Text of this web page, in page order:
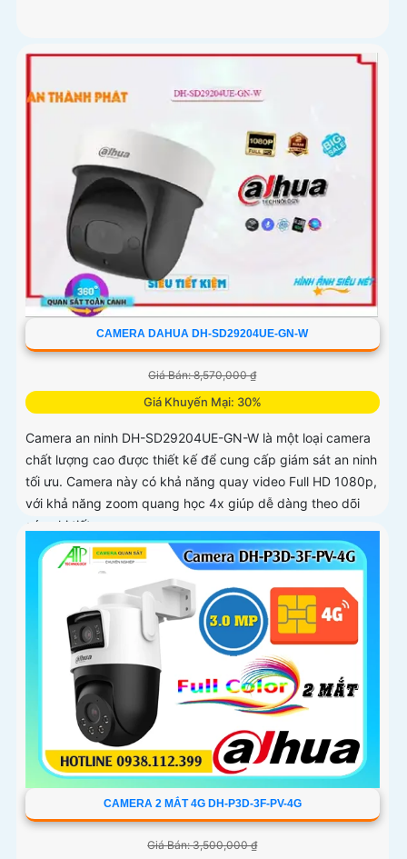
CAMERA DAHUA DH-SD29204UE-GN-W
Giá Bán: 8,570,000 ₫
Giá Khuyến Mại: 30%
Camera an ninh DH-SD29204UE-GN-W là một loại camera
chất lượng cao được thiết kế để cung cấp giám sát an ninh
tối ưu. Camera này có khả năng quay video Full HD 1080p,
với khả năng zoom quang học 4x giúp dễ dàng theo dõi
các chi tiết
CAMERA 2 MẮT 4G DH-P3D-3F-PV-4G
Giá Bán: 3,500,000 ₫